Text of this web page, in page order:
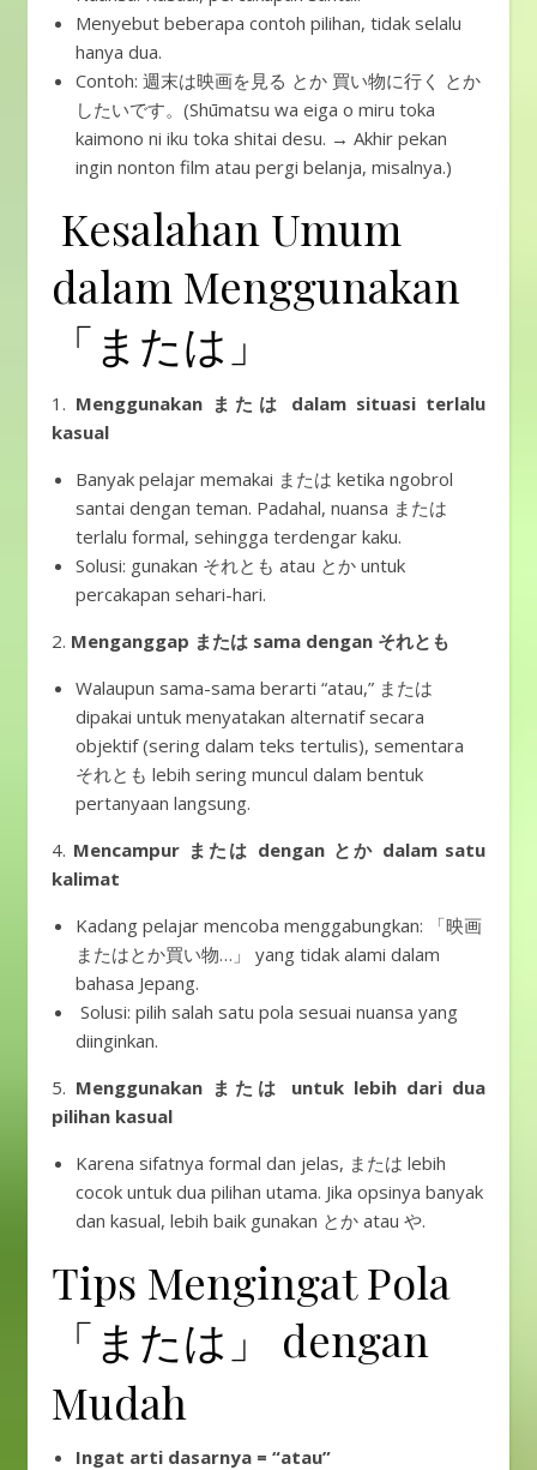
Menyebut beberapa contoh pilihan, tidak selalu
hanya dua.
Contoh: 週末は映画を見る とか 買い物に行く とか
したいです。(Shūmatsu wa eiga o miru toka
kaimono ni iku toka shitai desu. → Akhir pekan
ingin nonton film atau pergi belanja, misalnya.)
Kesalahan Umum
dalam Menggunakan
「または」
1. Menggunakan または dalam situasi terlalu
kasual
Banyak pelajar memakai または ketika ngobrol
santai dengan teman. Padahal, nuansa または
terlalu formal, sehingga terdengar kaku.
Solusi: gunakan それとも atau とか untuk
percakapan sehari-hari.
2. Menganggap または sama dengan それとも
Walaupun sama-sama berarti “atau,” または
dipakai untuk menyatakan alternatif secara
objektif (sering dalam teks tertulis), sementara
それとも lebih sering muncul dalam bentuk
pertanyaan langsung.
4. Mencampur または dengan とか dalam satu
kalimat
Kadang pelajar mencoba menggabungkan: 「映画
またはとか買い物…」 yang tidak alami dalam
bahasa Jepang.
Solusi: pilih salah satu pola sesuai nuansa yang
diinginkan.
5. Menggunakan または untuk lebih dari dua
pilihan kasual
Karena sifatnya formal dan jelas, または lebih
cocok untuk dua pilihan utama. Jika opsinya banyak
dan kasual, lebih baik gunakan とか atau や.
Tips Mengingat Pola
「または」 dengan
Mudah
Ingat arti dasarnya = “atau”